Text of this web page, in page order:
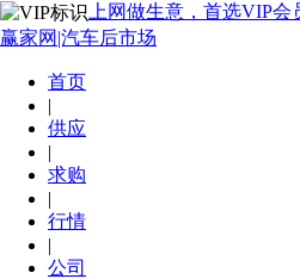
上网做生意，首选VIP会
赢家网|汽车后市场
首页
|
供应
|
求购
|
行情
|
公司